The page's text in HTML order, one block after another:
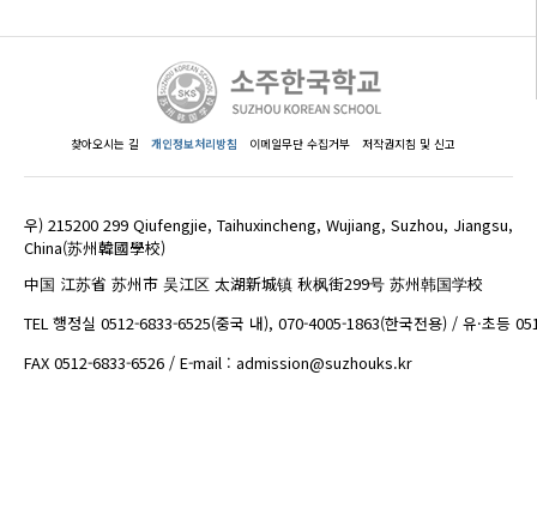
찾아오시는 길 개인정보처리방침 이메일무단 수집거부 저작권지침 및 신고
우) 215200 299 Qiufengjie, Taihuxincheng, Wujiang, Suzhou, Jiangsu,
China(苏州韓國學校)
中国 江苏省 苏州市 吴江区 太湖新城镇 秋枫街299号 苏州韩国学校
TEL 행정실 0512-6833-6525(중국 내), 070-4005-1863(한국전용) / 유·초등
FAX 0512-6833-6526 / E-mail : admission@suzhouks.kr